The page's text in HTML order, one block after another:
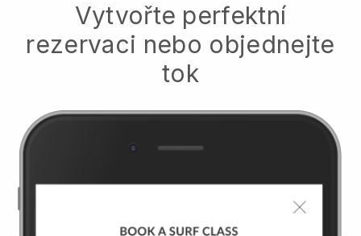
Vytvořte perfektní
rezervaci nebo objednejte
tok